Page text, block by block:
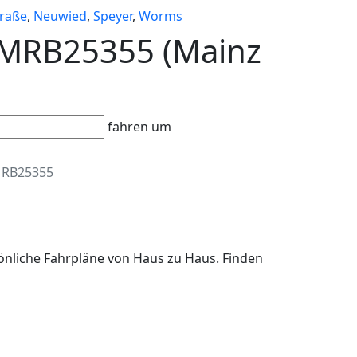
, Neuwied, Speyer, Worms
(Mainz
fahren um
Fahrpläne von Haus zu Haus. Finden